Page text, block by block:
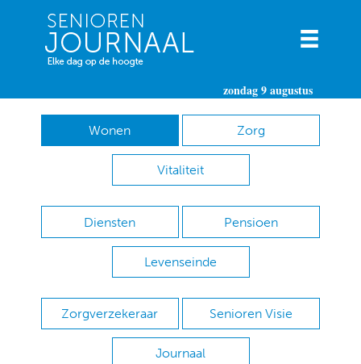
zondag 9 augustus
Wonen Zorg
Vitaliteit
Diensten Pensioen
Levenseinde
Zorgverzekeraar Senioren Visie
Journaal